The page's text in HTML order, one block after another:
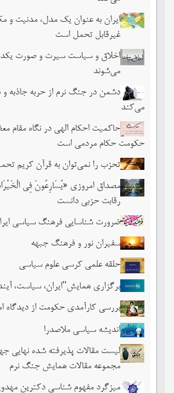
ایران به عنوان یک مدل، مدنیت و
غیرقابل تحمل است
اخلاق و سیاست سیرت و صورت
می‌شوند
دشمن در جنگ نرم از حربه جاذبه و
می‌کند
حاکمیت احکام الهی در نگاه مقام
حکومت حکام مردمی است
تحزب را نمی‌توان به قرآن کریم
مصداق امروزی «یُسَارِعُونَ فِی
رقابت حزبی دانست
ضرورت شناسایی فرهنگ سیاسی
سفیران نور و فرهنگ جبهه
حلقه علمی کرسی علوم سیاسی
برگزاری همایش"ایران، سیاست،
بررسی کارآمدی حکومت از دیدگاه
اندیشه سیاسی ملاصدرا
لیست مقالات پذیرفته شده نهایی
مجموعه مقالات همایش جنگ نرم
میزگرد مفهوم شناسی دکترین